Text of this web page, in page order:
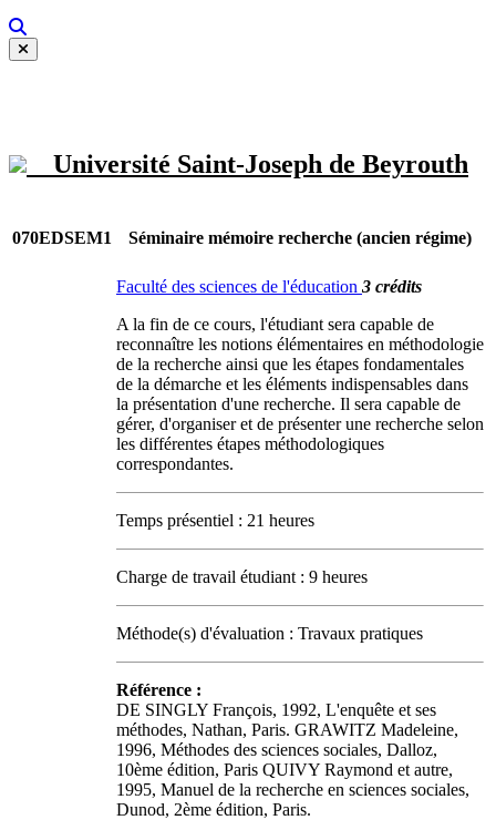
Université Saint-Joseph de Beyrouth
070EDSEM1 Séminaire mémoire recherche (ancien régime)
Faculté des sciences de l'éducation 3 crédits
A la fin de ce cours, l'étudiant sera capable de
reconnaître les notions élémentaires en méthodologie
de la recherche ainsi que les étapes fondamentales
de la démarche et les éléments indispensables dans
la présentation d'une recherche. Il sera capable de
gérer, d'organiser et de présenter une recherche selon
les différentes étapes méthodologiques
correspondantes.
Temps présentiel : 21 heures
Charge de travail étudiant : 9 heures
Méthode(s) d'évaluation : Travaux pratiques
Référence :
DE SINGLY François, 1992, L'enquête et ses
méthodes, Nathan, Paris. GRAWITZ Madeleine,
1996, Méthodes des sciences sociales, Dalloz,
10ème édition, Paris QUIVY Raymond et autre,
1995, Manuel de la recherche en sciences sociales,
Dunod, 2ème édition, Paris.